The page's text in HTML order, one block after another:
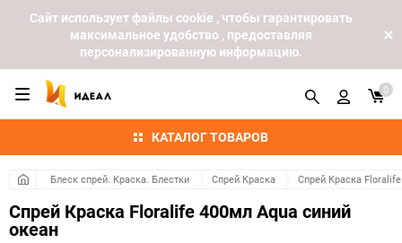
Cайт использует файлы cookie , чтобы гарантировать
максимальное удобство , предоставляя
персонализированную информацию.
КАТАЛОГ ТОВАРОВ
0
Блеск спрей. Краска. Блестки Спрей Краска Спрей Краска Floralife
Спрей Краска Floralife 400мл Aqua синий
океан